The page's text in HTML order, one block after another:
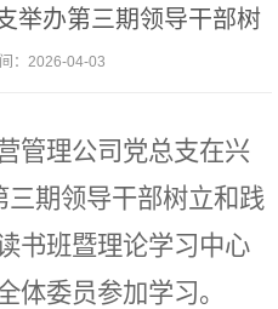
举办第三期领导干部树
教育读书班暨理论学习
：2026-04-03
管理公司党总支在兴
三期领导干部树立和践
书班暨理论学习中心
体委员参加学习。